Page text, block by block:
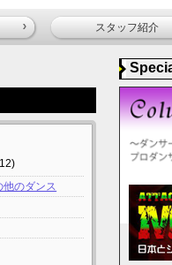
スタッフ紹介
他のダンス